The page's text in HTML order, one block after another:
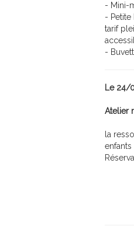
- Mini-
-
tarif
-
Le 24/
Atelier
la